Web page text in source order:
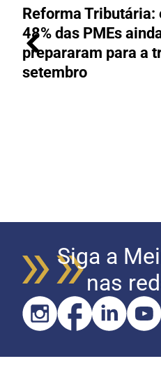
Reforma Tributária:
48% das PMEs
prepararam para a
setembro
Siga a
nas